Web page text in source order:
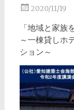
2020/11/19
「地域と家族
～一棟貸しホ
ション～